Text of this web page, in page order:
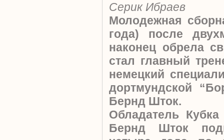
Серик Ибраев
Молодежная
года) после
наконец обрела
стал главный
немецкий
дортмундской
Бернд Шток.
Обладатель
Бернд Шток